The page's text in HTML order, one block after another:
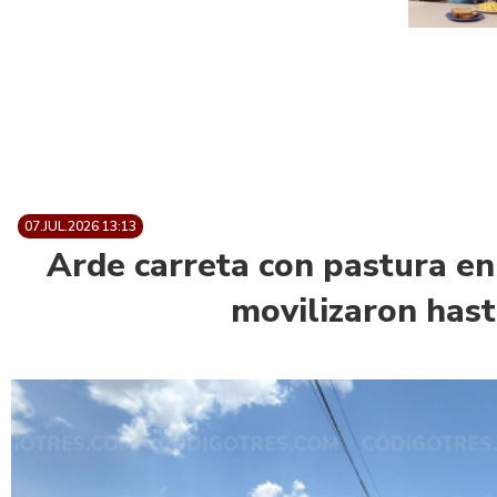
07.JUL.2026 13:13
Arde carreta con pastura
movilizaron